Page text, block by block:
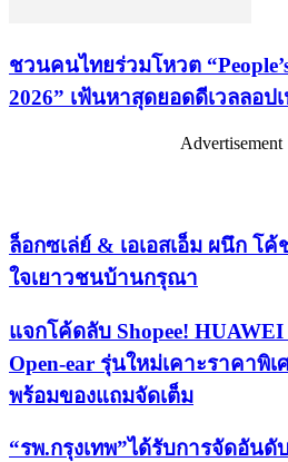
ชวนคนไทยร่วมโหวต
2026” เฟ้นหาสุดยอดดีเวลลอป
Advertisement
ล็อกซเล่ย์ & เอเอสเอ็ม ผนึก โ
ใจเยาวชนบ้านกรุณา
แจกโค้ดลับ Shopee!
Open-ear รุ่นใหม่เคาะราคาพิเ
พร้อมของแถมจัดเต็ม
“รพ.กรุงเทพ”ได้รับการจัดอันดั